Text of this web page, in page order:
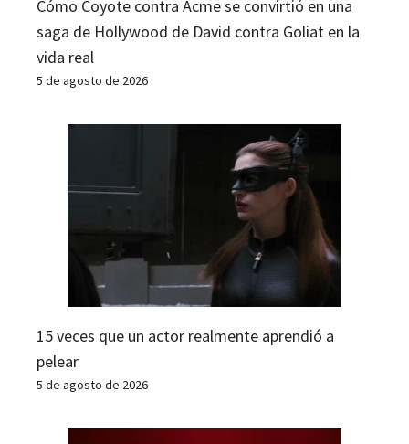
Cómo Coyote contra Acme se convirtió en una
saga de Hollywood de David contra Goliat en la
vida real
5 de agosto de 2026
15 veces que un actor realmente aprendió a
pelear
5 de agosto de 2026